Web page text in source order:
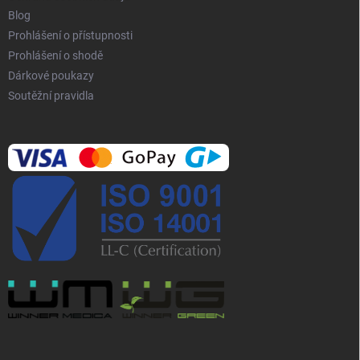
Blog
Prohlášení o přístupnosti
Prohlášení o shodě
Dárkové poukazy
Soutěžní pravidla